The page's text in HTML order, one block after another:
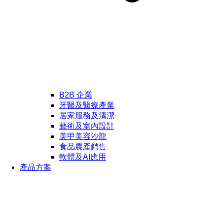
B2B 企業
牙醫及醫療產業
居家服務及清潔
藝術及室內設計
美甲美容沙龍
食品農產銷售
軟體及AI應用
產品方案